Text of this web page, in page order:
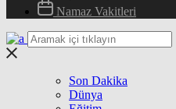
Namaz Vakitleri
Son Dakika
Dünya